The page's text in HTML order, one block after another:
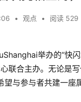
• 观点 • 阅读 529
举办的“快
联合主办。无论是
与参与者共建一座